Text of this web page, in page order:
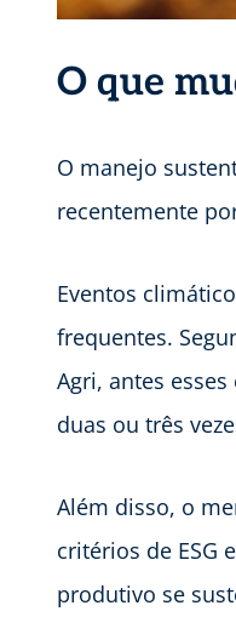
O que
O manejo
recentemente
Eventos
frequentes.
Agri, antes
duas ou três
Além disso, o
critérios de ESG
produtivo se